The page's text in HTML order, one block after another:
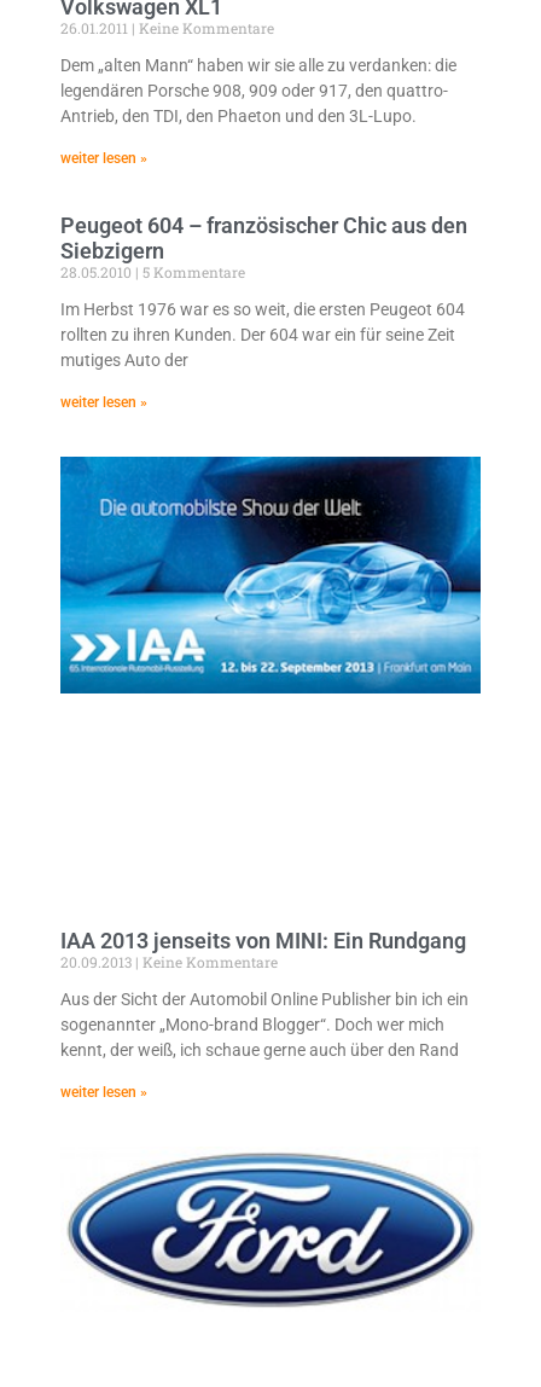
Volkswagen XL1
26.01.2011 Keine Kommentare
Dem „alten Mann“ haben wir sie alle zu verdanken: die
legendären Porsche 908, 909 oder 917, den quattro-
Antrieb, den TDI, den Phaeton und den 3L-Lupo.
weiter lesen »
Peugeot 604 – französischer Chic aus den
Siebzigern
28.05.2010
5 Kommentare
Im Herbst 1976 war es so weit, die ersten Peugeot 604
rollten zu ihren Kunden. Der 604 war ein für seine Zeit
mutiges Auto der
weiter lesen »
IAA 2013 jenseits von MINI: Ein Rundgang
20.09.2013 Keine Kommentare
Aus der Sicht der Automobil Online Publisher bin ich ein
sogenannter „Mono-brand Blogger“. Doch wer mich
kennt, der weiß, ich schaue gerne auch über den Rand
weiter lesen »